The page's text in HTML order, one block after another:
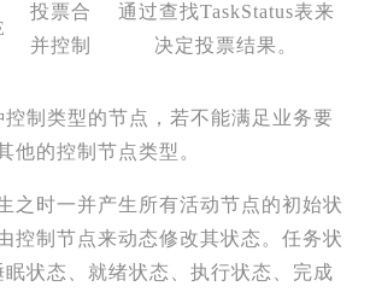
投票合
并控制
通过查找TaskStatus表来
决定投票结果。
控制类型的节点，若不能满足业务要
他的控制节点类型。
之时一并产生所有活动节点的初始状
控制节点来动态修改其状态。任务状
眠状态、就绪状态、执行状态、完成